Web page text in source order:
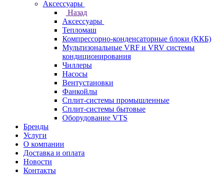
Аксессуары
Назад
Аксессуары
Тепломаш
Компрессорно-конденсаторные блоки (ККБ)
Мультизональные VRF и VRV системы
кондиционирования
Чиллеры
Насосы
Вентустановки
Фанкойлы
Сплит-системы промышленные
Сплит-системы бытовые
Оборудование VTS
Бренды
Услуги
О компании
Доставка и оплата
Новости
Контакты